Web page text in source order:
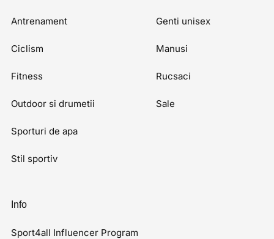
Antrenament
Ciclism
Fitness
Outdoor si drumetii
Sporturi de apa
Stil sportiv
Genti unisex
Manusi
Rucsaci
Sale
Info
Sport4all Influencer Program